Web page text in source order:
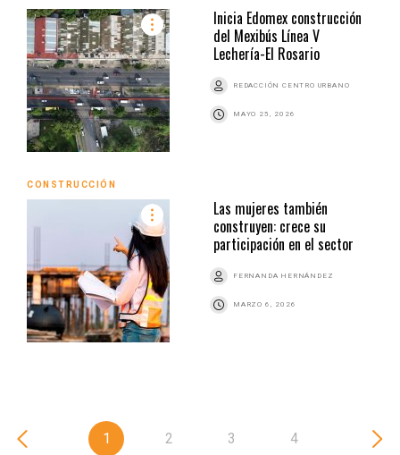
Inicia Edomex construcción
del Mexibús Línea V
Lechería-El Rosario
REDACCIÓN CENTRO URBANO
MAYO 25, 2026
CONSTRUCCIÓN
Las mujeres también
construyen: crece su
participación en el sector
FERNANDA HERNÁNDEZ
MARZO 6, 2026
1 2 3 4